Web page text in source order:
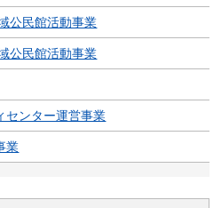
公民館活動事業
公民館活動事業
センター運営事業
業